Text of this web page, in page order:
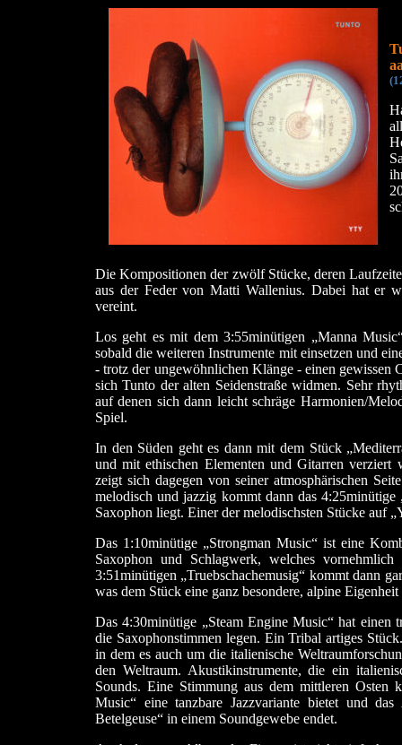
Die Kompositionen der zwölf Stücke, deren
aus der Feder von Matti Wallenius. Dabei hat er
vereint.
Los geht es mit dem 3:55minütigen „Manna
sobald die weiteren Instrumente mit einsetzen und
- trotz der ungewöhnlichen Klänge - einen
sich Tunto der alten Seidenstraße widmen. Sehr
auf denen sich dann leicht schräge Harmonien/
Spiel.
In den Süden geht es dann mit dem Stück
und mit ethischen Elementen und Gitarren
zeigt sich dagegen von seiner atmosphärischen
melodisch und jazzig kommt dann das
Saxophon liegt. Einer der melodischsten Stücke auf
Das 1:10minütige „Strongman Music“ ist eine
Saxophon und Schlagwerk, welches
3:51minütigen „Truebschachemusig“ kommt dann
was dem Stück eine ganz besondere, alpine
Das 4:30minütige „Steam Engine Music“ hat einen
die Saxophonstimmen legen. Ein Tribal artiges
in dem es auch um die italienische
den Weltraum. Akustikinstrumente, die ein
Sounds. Eine Stimmung aus dem mittleren
Music“ eine tanzbare Jazzvariante bietet und
Betelgeuse“ in einem Soundgewebe endet.